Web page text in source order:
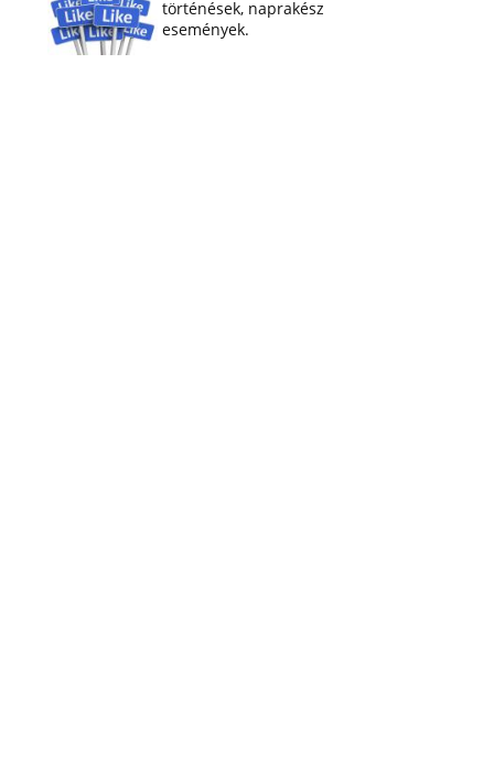
történések, naprakész
események.